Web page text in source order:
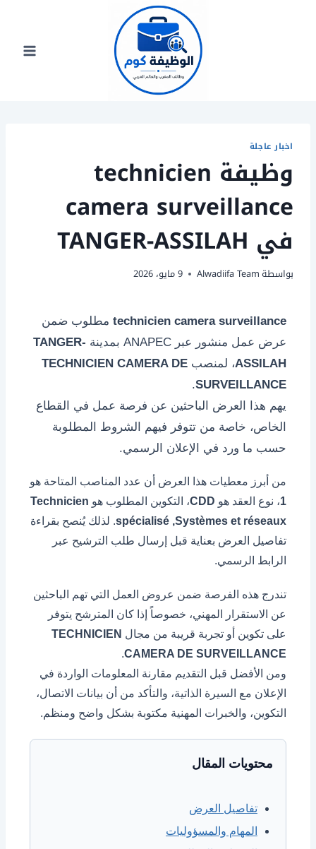
اخبار عاجلة
وظيفة technicien
camera surveillance
في TANGER-ASSILAH
بواسطةAlwadiifa Team 9 مايو، 2026
technicien camera surveillance مطلوب ضمن
عرض عمل منشور عبر ANAPEC بمدينة
TANGER-
ASSILAH، لمنصب TECHNICIEN CAMERA DE
SURVEILLANCE
.
يهم هذا العرض الباحثين عن فرصة عمل في القطاع
الخاص، خاصة من تتوفر فيهم الشروط المطلوبة
حسب ما ورد في الإعلان الرسمي.
من أبرز معطيات هذا العرض أن عدد المناصب المتاحة هو
1، نوع العقد هو CDD، التكوين المطلوب هو Technicien
spécialisé ,Systèmes et réseaux. لذلك يُنصح بقراءة
تفاصيل العرض بعناية قبل إرسال طلب الترشيح عبر
الرابط الرسمي.
تندرج هذه الفرصة ضمن عروض العمل التي تهم الباحثين
عن الاستقرار المهني، خصوصاً إذا كان المترشح يتوفر
على تكوين أو تجربة قريبة من مجال TECHNICIEN
CAMERA DE SURVEILLANCE
.
ومن الأفضل قبل التقديم مقارنة المعلومات الواردة في
الإعلان مع السيرة الذاتية، والتأكد من أن بيانات الاتصال،
التكوين، والخبرات المهنية مكتوبة بشكل واضح ومنظم.
محتويات المقال
تفاصيل العرض
المهام والمسؤوليات